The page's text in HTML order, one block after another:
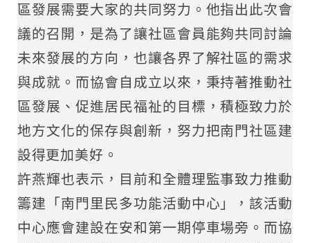
區發展需要大家的共同努力。他指出此次會
議的召開，是為了讓社區會員能夠共同討論
未來發展的方向，也讓各界了解社區的需求
與成就。而協會自成立以來，秉持著推動社
區發展、促進居民福祉的目標，積極致力於
地方文化的保存與創新，努力把南門社區建
設得更加美好。
許燕輝也表示，目前和全體理監事致力推動
籌建「南門里民多功能活動中心」，該活動
中心應會建設在安和第一期停車場旁。而協